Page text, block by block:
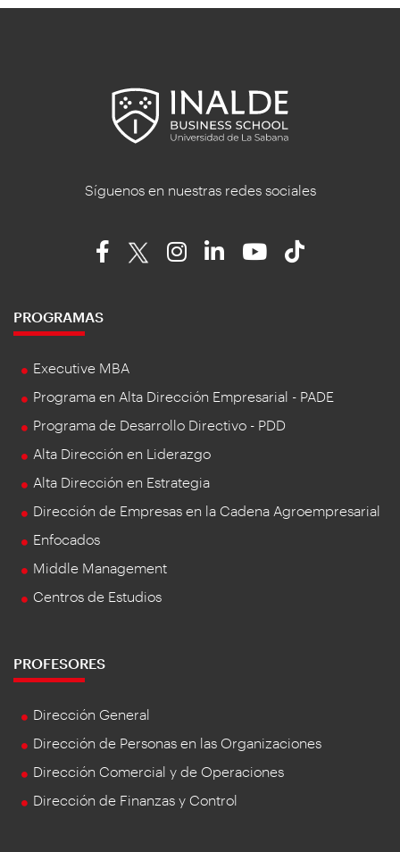
Síguenos en nuestras redes sociales
PROGRAMAS
Executive MBA
Programa en Alta Dirección Empresarial - PADE
Programa de Desarrollo Directivo - PDD
Alta Dirección en Liderazgo
Alta Dirección en Estrategia
Dirección de Empresas en la Cadena Agroempresarial
Enfocados
Middle Management
Centros de Estudios
PROFESORES
Dirección General
Dirección de Personas en las Organizaciones
Dirección Comercial y de Operaciones
Dirección de Finanzas y Control